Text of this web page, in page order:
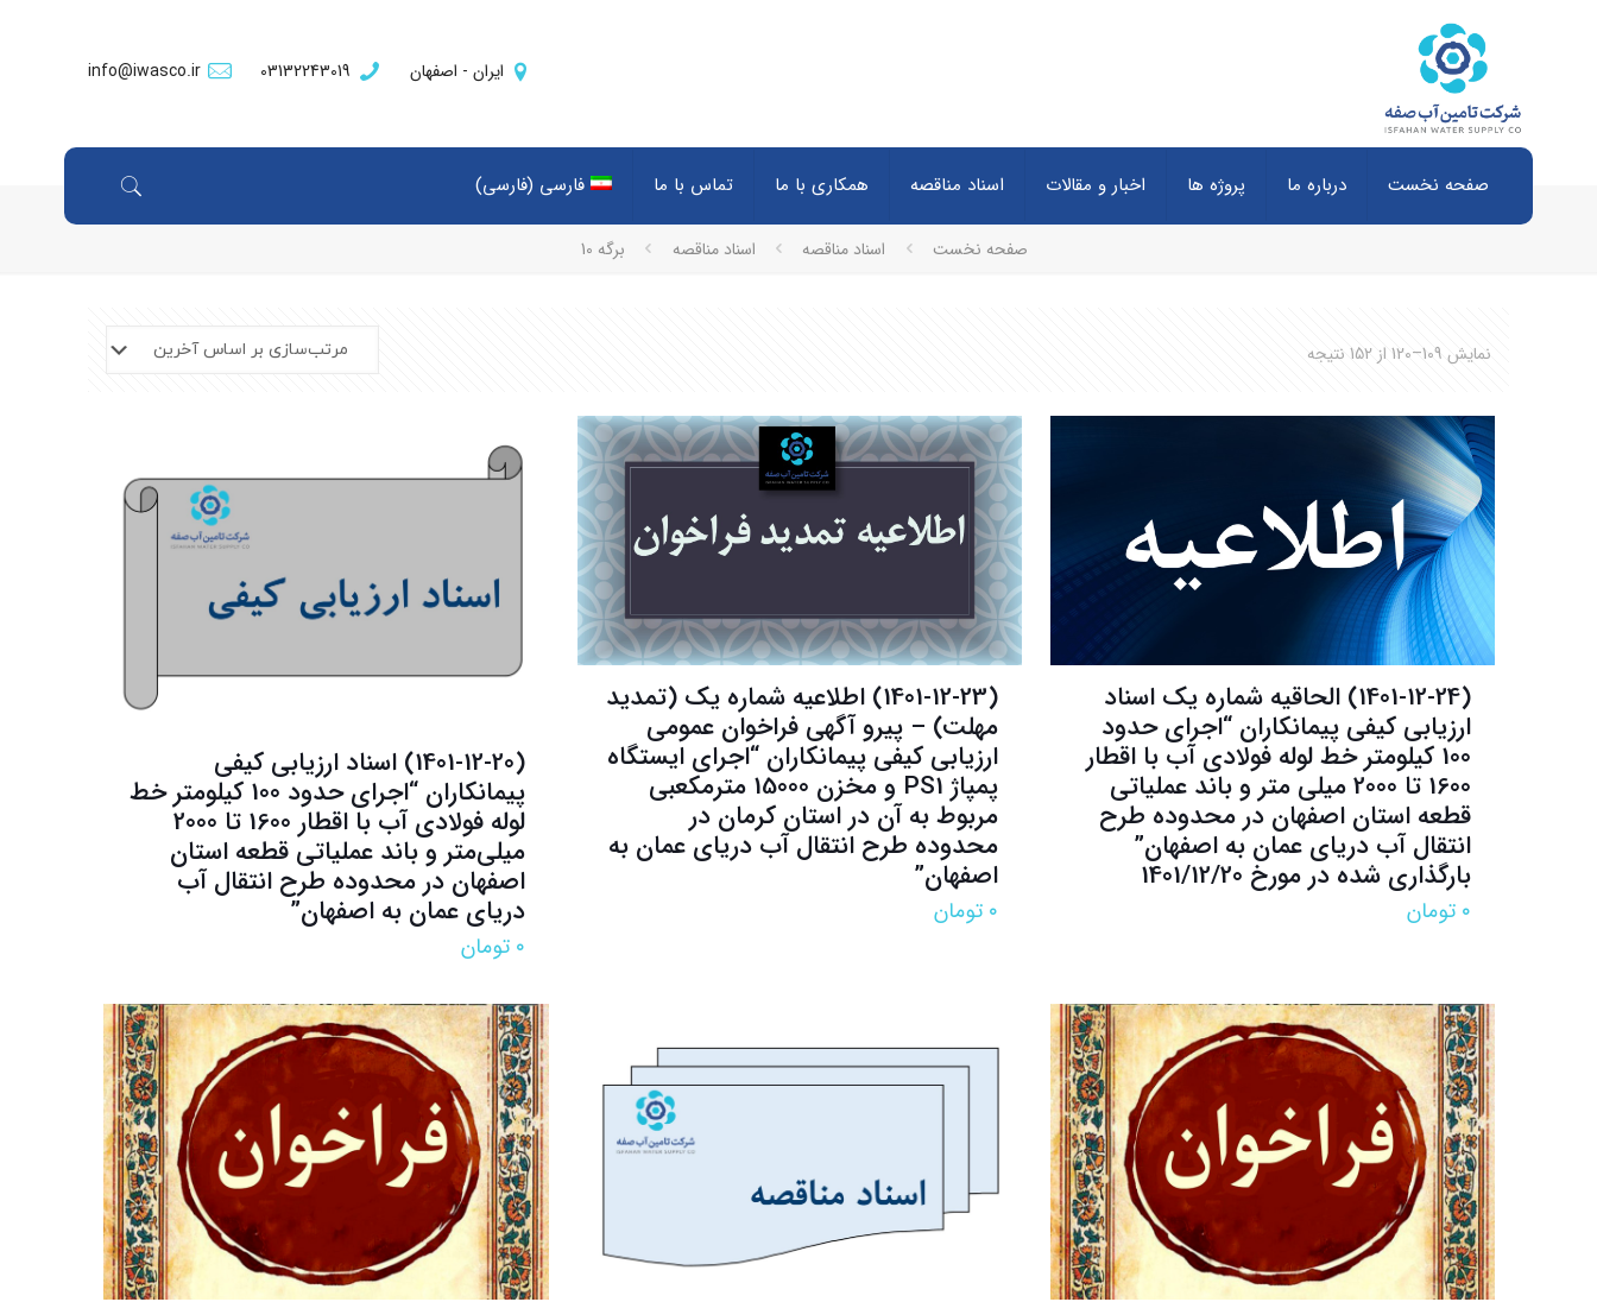
ایران - اصفهان 03132243019
info@iwasco.ir
صفحه نخست درباره ما پروژه ها اخبار و مقالات اسناد مناقصه همکاری با ما تماس با ما فارسی (فارسی)
صفحه نخست اسناد مناقصه اسناد مناقصه برگه 10
نمایش 109–120 از 152 نتیجه
(1401-12-24) الحاقیه شماره یک اسناد
ارزيابي كيفي پیمانکاران “اجرای حدود
100 کیلومتر خط لوله فولادی آب با اقطار
1600 تا 2000 میلی متر و باند عملیاتی
قطعه استان اصفهان در محدوده طرح
انتقال آب دریای عمان به اصفهان”
بارگذاری شده در مورخ 1401/12/20
۰ تومان
(1401-12-23) اطلاعیه شماره یک (تمدید
مهلت) – پیرو آگهی فراخوان عمومی
ارزیابی کیفی پیمانکاران “اجرای ایستگاه
پمپاژ PS1 و مخزن 15000 مترمکعبی
مربوط به آن در استان کرمان در
محدوده طرح انتقال آب دریای عمان به
اصفهان”
۰ تومان
(1401-12-20) اسناد ارزیابی کیفی
پیمانکاران “اجرای حدود 100 کیلومتر خط
لوله فولادی آب با اقطار 1600 تا 2000
میلی‌متر و باند عملیاتی قطعه استان
اصفهان در محدوده طرح انتقال آب
دریای عمان به اصفهان”
۰ تومان